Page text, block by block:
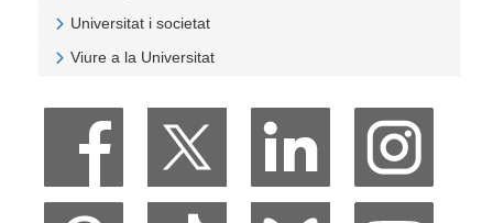
Universitat i societat
Viure a la Universitat